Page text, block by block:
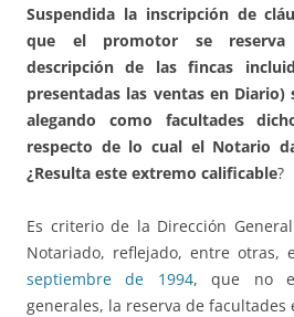
Suspendida la inscripción de
que el promotor se
descripción de las fincas
presentadas las ventas en
alegando como facultades
respecto de lo cual el Notario
¿Resulta este extremo calificable?
Es criterio de la Dirección
Notariado, reflejado, entre otras,
septiembre de 1994, que no
generales, la reserva de